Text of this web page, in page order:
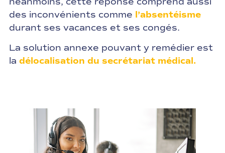
des inconvénients comme l’absentéisme
durant ses vacances et ses congés.
La solution annexe pouvant y remédier est
la délocalisation du secrétariat médical.